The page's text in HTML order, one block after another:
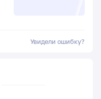
Увидели ошибку?